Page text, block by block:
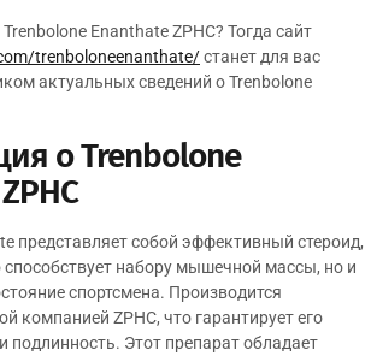
Enanthate ZPHC? Тогда сайт
trenboloneenanthate/станет для вас
актуальных сведений о Trenbolone
о Trenbolone
представляет собой эффективный стероид,
набору мышечной массы, но и
спортсмена. Производится
компанией ZPHC, что гарантирует его
подлинность. Этот препарат обладает